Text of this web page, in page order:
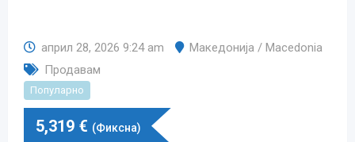
април 28, 2026 9:24 am
Македонија / Macedonia
Продавам
Популарно
5,319 € (Фиксна)